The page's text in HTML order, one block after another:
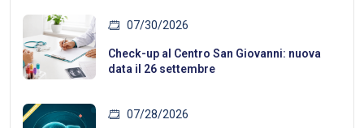
07/30/2026
Check-up al Centro San Giovanni: nuova
data il 26 settembre
07/28/2026